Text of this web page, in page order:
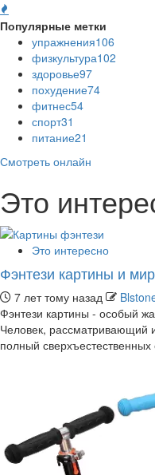
Популярные метки
упражнения106
физкультура102
здоровье97
похудение74
фитнес54
спорт31
питание21
Смотреть онлайн
Это
Это интересно
Фэнтези картины и
7 лет тому назад
Фэнтези картины - особый
Человек, рассматривающий
полный